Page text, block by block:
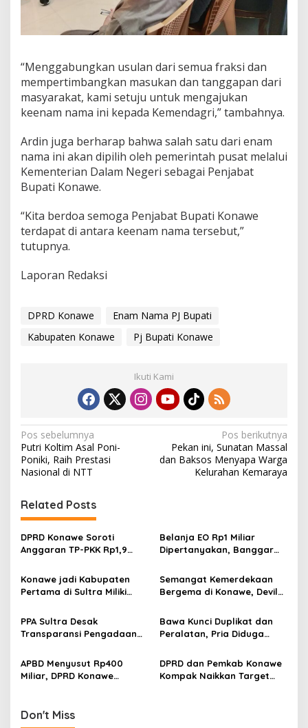
“Menggabungkan usulan dari semua fraksi dan
mempertimbangkan masukan dan tanggapan dari
masyarakat, kami setuju untuk mengajukan
keenam nama ini kepada Kemendagri,” tambahnya.
Ardin juga berharap bahwa salah satu dari enam
nama ini akan dipilih oleh pemerintah pusat melalui
Kementerian Dalam Negeri sebagai Penjabat
Bupati Konawe.
“Kita berdoa semoga Penjabat Bupati Konawe
terdapat di antara keenam nama tersebut,”
tutupnya.
Laporan Redaksi
DPRD Konawe
Enam Nama PJ Bupati
Kabupaten Konawe
Pj Bupati Konawe
Ikuti Kami
N
a
v
i
g
a
s
i
p
s
Pos sebelumnya
Putri Koltim Asal Poni-
Poniki, Raih Prestasi
Nasional di NTT
Pos berikutnya
Pekan ini, Sunatan Massal
dan Baksos Menyapa Warga
Kelurahan Kemaraya
Related Posts
DPRD Konawe Soroti
Anggaran TP-PKK Rp1,9
untuk Perjalanan Dinas
Belanja EO Rp1 Miliar
Dipertanyakan, Banggar
Pariwisata Konawe
Dirasionalisasi
Konawe jadi Kabupaten
Pertama di Sultra Miliki
Digital, DPRD Restui
Anggaran Rp200 Juta
Semangat Kemerdekaan
Bergema di Konawe, Devile
Barisan
PPA Sultra Desak
Transparansi Pengadaan
Konawe, Plt Kadis PK Buka
Penjelasan
Bawa Kunci Duplikat dan
Peralatan, Pria Diduga
Indosat Diamankan
APBD Menyusut Rp400
Miliar, DPRD Konawe
DPRD dan Pemkab Konawe
Kompak Naikkan Target
Don't Miss